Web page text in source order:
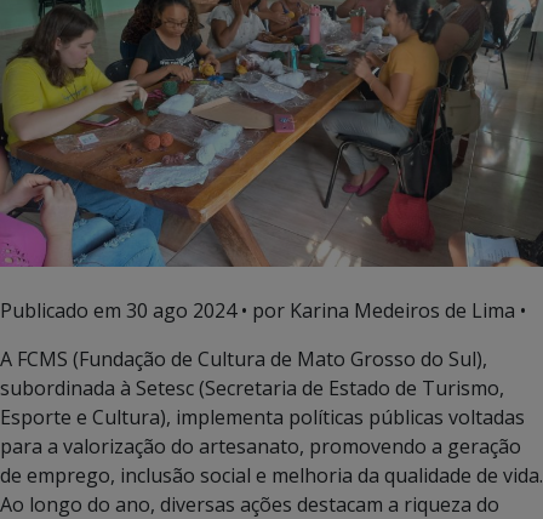
Publicado em 30 ago 2024• por Karina Medeiros de Lima •
A FCMS (Fundação de Cultura de Mato Grosso do Sul),
subordinada à Setesc (Secretaria de Estado de Turismo,
Esporte e Cultura), implementa políticas públicas voltadas
para a valorização do artesanato, promovendo a geração
de emprego, inclusão social e melhoria da qualidade de vida.
Ao longo do ano, diversas ações destacam a riqueza do